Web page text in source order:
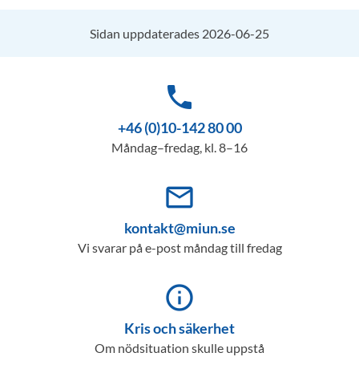
Sidan uppdaterades 2026-06-25
phone
+46 (0)10-142 80 00
Måndag–fredag, kl. 8–16
mail_outline
kontakt@miun.se
Vi svarar på e-post måndag till fredag
info_outline
Kris och säkerhet
Om nödsituation skulle uppstå